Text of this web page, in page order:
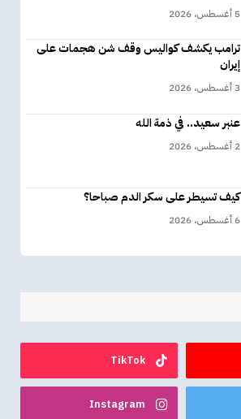
5 أغسطس، 2026
ترامب يكشف كواليس وقف شن هجمات على
إيران
3 أغسطس، 2026
عنبر سعيد.. في ذمة الله
2 أغسطس، 2026
كيف تسيطر على سكر الدم صباحا؟
6 أغسطس، 2026
TikTok
Instagram